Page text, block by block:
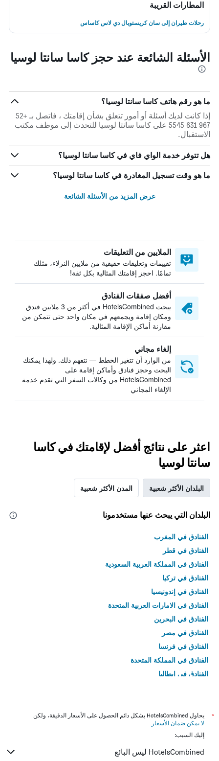
المطارات القريبة
رحلات طيران إلى سان كريستوبال دي لاس كاساس
الأسئلة الشائعة عند حجز كاسا سانتا لوسيا
ما هو رقم هاتف كاسا سانتا لوسيا؟
إذا كانت لديك أسئلة أو أمور تتعلق بشأن إقامتك ، فاتصل بـ +52
967 631 5545 على كاسا سانتا لوسيا للتحدث إلى موظف مكتب
الاستقبال.
هل تتوفر خدمة الواي فاي في كاسا سانتا لوسيا؟
ما هو وقت تسجيل المغادرة في كاسا سانتا لوسيا؟
عرض المزيد من الأسئلة الشائعة
الملايين من التعليقات
تقييمات وتعليقات حقيقية من ملايين النزلاء، مثلك
تمامًا. احجز إقامتك المثالية بكل ثقة!
أفضل صفقات الفنادق
يبحث HotelsCombined في أكثر من 3 ملايين فندق
ومكان إقامة ويجمعهم في مكان واحد حتى تتمكن من
مقارنة أماكن الإقامة المثالية.
إلغاء مجاني
من الوارد أن تتغير الخطط — نتفهم ذلك. ولهذا يمكنك
البحث وحجز فنادق وأماكن إقامة على
HotelsCombined من وكالات السفر التي تقدم خدمة
الإلغاء المجاني
اعثر على نتائج أفضل لإقامتك في كاسا
سانتا لوسيا
البلدان الأكثر شعبية المدن الأكثر شعبية
البلدان التي يبحث عنها مستخدمونا
الفنادق في المغرب
الفنادق في قطر
الفنادق في المملكة العربية السعودية
الفنادق في تركيا
الفنادق في إندونيسيا
الفنادق في الامارات العربية المتحدة
الفنادق في البحرين
الفنادق في مصر
الفنادق في فرنسا
الفنادق في المملكة المتحدة
الفنادق في إيطاليا
*
يحاول HotelsCombined بشكل دائم الحصول على الأسعار الدقيقة، ولكن
لا يمكن ضمان الأسعار .
إليك السبب:
HotelsCombined ليس البائع